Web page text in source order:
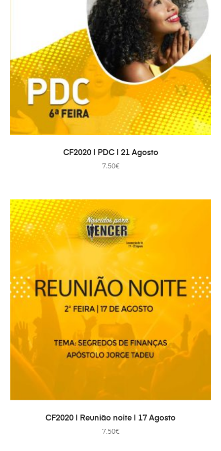
IN DEN WARENKORB
CF2020 | PDC | 21 Agosto
7.50€
IN DEN WARENKORB
CF2020 | Reunião noite | 17 Agosto
7.50€